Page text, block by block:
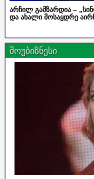
არჩილ გამზარდია –
და ახალი მოსაყდრე
შოუბიზნესი